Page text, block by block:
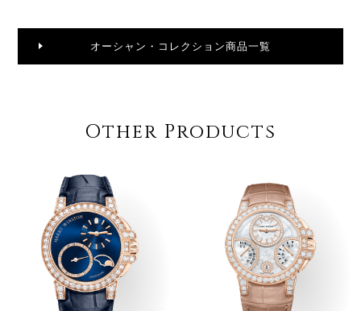
オーシャン・コレクション商品一覧
Other Products